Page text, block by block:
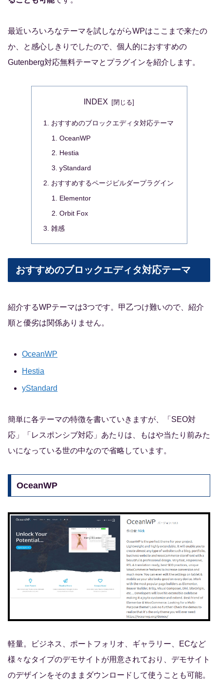
最近いろいろなテーマを試しながらWPはここまで来たの
か、と感心しきりでしたので、個人的におすすめの
Gutenberg対応無料テーマとプラグインを紹介します。
INDEX
おすすめのブロックエディタ対応テーマ
OceanWP
Hestia
yStandard
おすすめするページビルダープラグイン
Elementor
Orbit Fox
雑感
おすすめのブロックエディタ対応テーマ
紹介するWPテーマは3つです。甲乙つけ難いので、紹介
順と優劣は関係ありません。
OceanWP
Hestia
yStandard
簡単に各テーマの特徴を書いていきますが、「SEO対
応」「レスポンシブ対応」あたりは、もはや当たり前みた
いになっている世の中なので省略しています。
OceanWP
軽量。ビジネス、ポートフォリオ、ギャラリー、ECなど
様々なタイプのデモサイトが用意されており、デモサイト
のデザインをそのままダウンロードして使うことも可能。